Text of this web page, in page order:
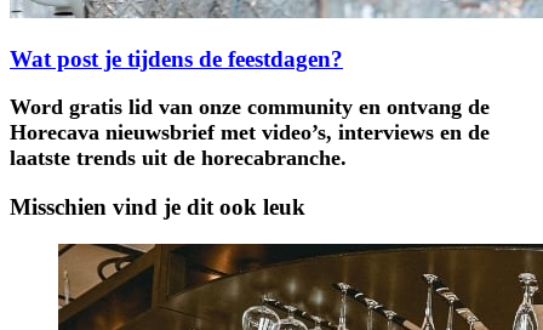
Wat post je tijdens de feestdagen?
Word gratis lid van onze community en ontvang de
Horecava nieuwsbrief met video’s, interviews en de
laatste trends uit de horecabranche.
Misschien vind je dit ook leuk